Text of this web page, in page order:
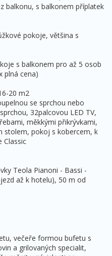
balkonu, s balkonem příplatek
pokoje, většina s
s balkonem pro až 5 osob
plná cena)
20 m2
se sprchou nebo
32palcovou LED TV,
měkkými přikrývkami,
stolem, pokoj s kobercem, k
Classic
Teola Pianoni - Bassi -
až k hotelu), 50 m od
večeře formou bufetu s
a grilovaných specialit,